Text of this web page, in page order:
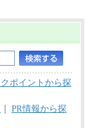
ポイントから探
｜ PR情報から探